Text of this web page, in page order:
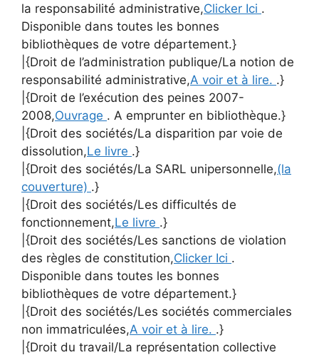
la responsabilité administrative,Clicker Ici .
Disponible dans toutes les bonnes
bibliothèques de votre département.}
|{Droit de l’administration publique/La notion de
responsabilité administrative,A voir et à lire. .}
|{Droit de l’exécution des peines 2007-
2008,Ouvrage . A emprunter en bibliothèque.}
|{Droit des sociétés/La disparition par voie de
dissolution,Le livre .}
|{Droit des sociétés/La SARL unipersonnelle,(la
couverture) .}
|{Droit des sociétés/Les difficultés de
fonctionnement,Le livre .}
|{Droit des sociétés/Les sanctions de violation
des règles de constitution,Clicker Ici .
Disponible dans toutes les bonnes
bibliothèques de votre département.}
|{Droit des sociétés/Les sociétés commerciales
non immatriculées,A voir et à lire. .}
|{Droit du travail/La représentation collective